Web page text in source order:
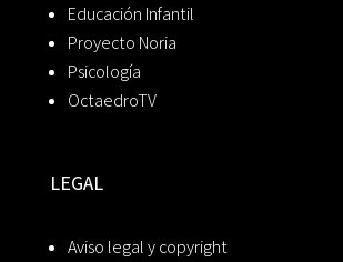
Educación Infantil
Proyecto Noria
Psicología
OctaedroTV
LEGAL
Aviso legal y copyright